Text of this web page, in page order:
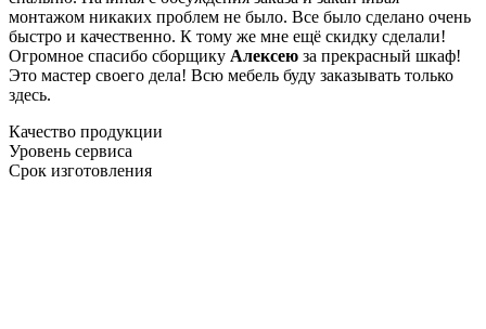
монтажом никаких проблем не было. Все было сделано очень
быстро и качественно. К тому же мне ещё скидку сделали!
Огромное спасибо сборщику Алексею за прекрасный шкаф!
Это мастер своего дела! Всю мебель буду заказывать только
здесь.
Качество продукции
Уровень сервиса
Срок изготовления